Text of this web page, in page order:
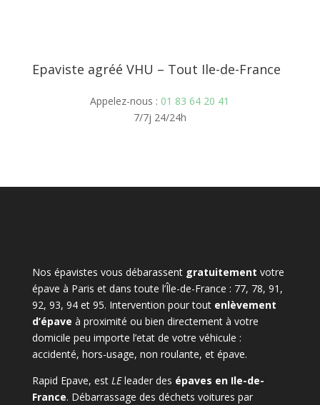
Epaviste agréé VHU – Tout Ile-de-France
Appelez-nous : 01 83 64 20 41
7/7j 24/24h
Nos épavistes vous débarassent gratuitement votre
épave à Paris et dans toute l’Île-de-France : 77, 78, 91,
92, 93, 94 et 95. Intervention pour tout enlèvement
d’épave à proximité ou bien directement à votre
domicile peu importe l’etat de votre véhicule :
accidenté, hors-usage, non roulante, et épave.
Rapid Epave, est LEleader des épaves en Ile-de-
France. Débarrassage des déchets voitures par